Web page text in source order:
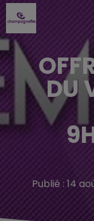
DU
Publié : 14